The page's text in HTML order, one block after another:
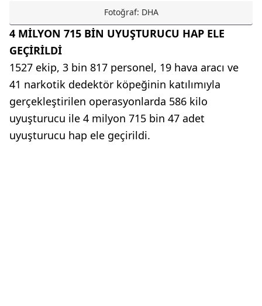
Fotoğraf: DHA
4 MİLYON 715 BİN UYUŞTURUCU HAP ELE
GEÇİRİLDİ
1527 ekip, 3 bin 817 personel, 19 hava aracı ve
41 narkotik dedektör köpeğinin katılımıyla
gerçekleştirilen operasyonlarda 586 kilo
uyuşturucu ile 4 milyon 715 bin 47 adet
uyuşturucu hap ele geçirildi.